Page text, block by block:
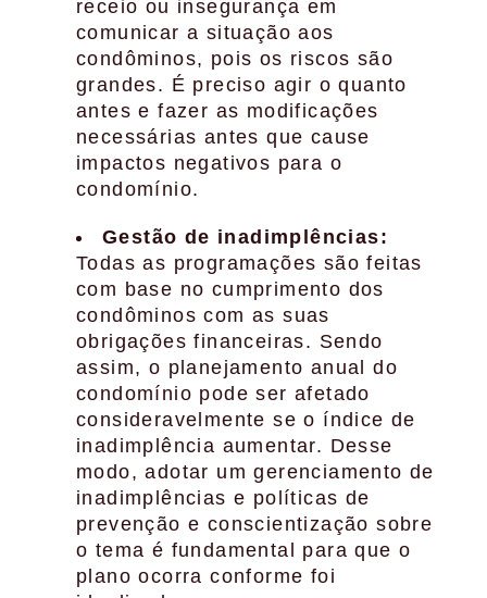
receio ou insegurança em
comunicar a situação aos
condôminos, pois os riscos são
grandes. É preciso agir o quanto
antes e fazer as modificações
necessárias antes que cause
impactos negativos para o
condomínio.
Gestão de inadimplências:
Todas as programações são feitas
com base no cumprimento dos
condôminos com as suas
obrigações financeiras. Sendo
assim, o planejamento anual do
condomínio pode ser afetado
consideravelmente se o índice de
inadimplência aumentar. Desse
modo, adotar um gerenciamento de
inadimplências e políticas de
prevenção e conscientização sobre
o tema é fundamental para que o
plano ocorra conforme foi